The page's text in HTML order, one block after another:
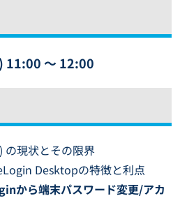
11:00 〜 12:00
現状とその限界
Desktopの特徴と利点
から端末パスワード変更/アカ